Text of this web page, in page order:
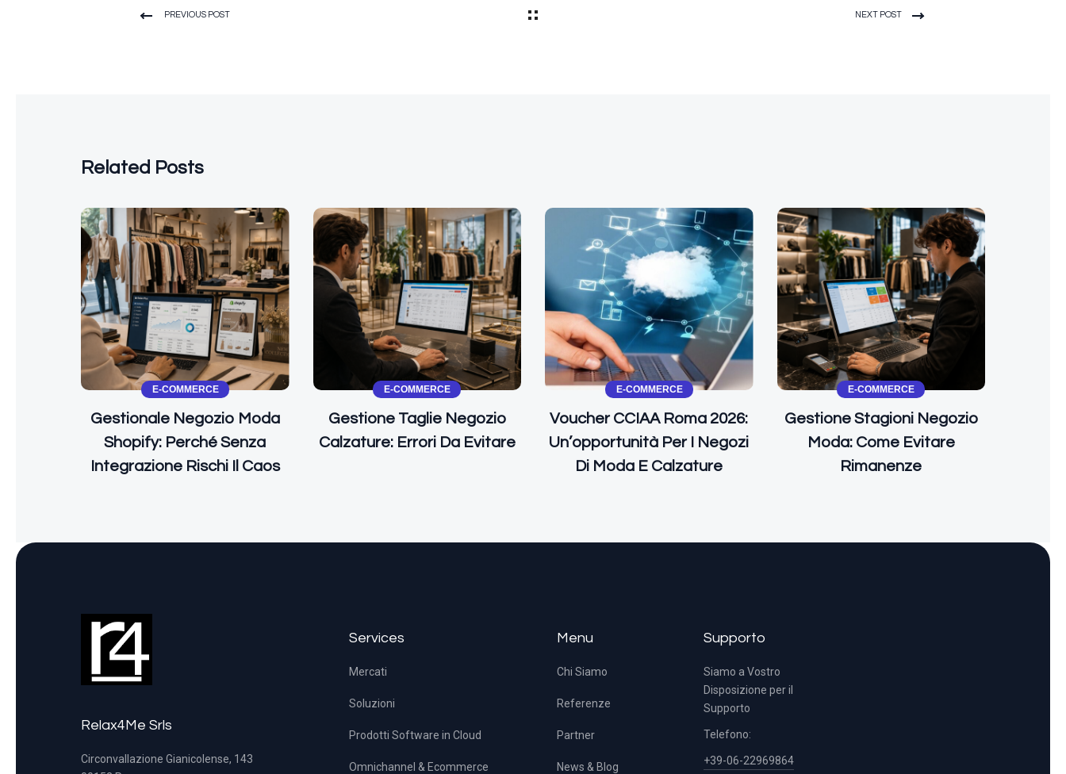
PREVIOUS POST NEXT POST
Related Posts
E-COMMERCE
Gestionale Negozio Moda
Shopify: Perché Senza
Integrazione Rischi Il Caos
E-COMMERCE
Gestione Taglie Negozio
Calzature: Errori Da Evitare
E-COMMERCE
Voucher CCIAA Roma 2026:
Un’opportunità Per I Negozi
Di Moda E Calzature
E-COMMERCE
Gestione Stagioni Negozio
Moda: Come Evitare
Rimanenze
Relax4Me Srls
Circonvallazione Gianicolense, 143
Services
Mercati
Soluzioni
Prodotti Software in Cloud
Omnichannel & Ecommerce
Menu
Chi Siamo
Referenze
Partner
News & Blog
Supporto
Siamo a Vostro
Disposizione per il
Supporto
Telefono:
+39-06-22969864